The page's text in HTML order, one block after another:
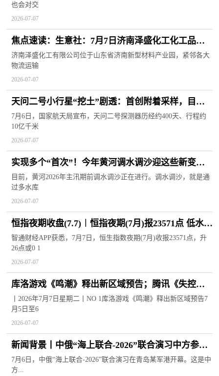
也会对交
2026-07-07
焦点速读：生意社：7月7日济南泽盛化工化工品最
新价格
济南泽盛化工有限公司位于山东省济南新型材料产业园，紧邻各大
物流运输
2026-07-07
天问二号小行星“挖土”剧透：首创附着采样，目标
100克 热头条
7月6日，国家航天局宣布，天问二号探测器历经约400天、行程约
10亿千米
2026-07-07
实现多个“首次”！今年黄河调水调沙迎这些新变化-
焦点速递
目前，黄河2026年主汛期前调水调沙正在进行。调水调沙，就是通
过多水库
2026-07-07
恒指夜期收盘(7.7)︱恒指夜期(7月)报23571点 低水45
点|视点
智通财经APP获悉，7月7日，恒生指数夜期(7月)收报23571点，升
26点或0 1
2026-07-07
库洛游戏《鸣潮》释出新区域预告；腾讯《失控进
化》开启预下载 | 游戏早参
丨2026年7月7日星期二丨NO 1库洛游戏《鸣潮》释出新区域预告7
月5日至6
2026-07-07
新闻背景丨中俄“海上联合-2026”联合演习中方参演
水面舰艇 速看料
7月6日，中俄“海上联合-2026”联合演习在青岛某军港开幕。这是中
方...